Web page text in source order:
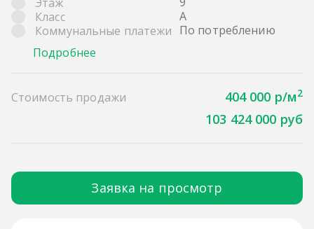
Класс
A
Коммунальные платежи По потреблению
Подробнее
Стоимость продажи 404 000 р/м2
103 424 000 руб
Заявка на просмотр